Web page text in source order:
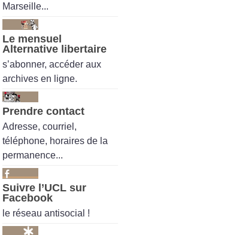
Marseille...
Le mensuel
Alternative libertaire
s’abonner, accéder aux
archives en ligne.
Prendre contact
Adresse, courriel,
téléphone, horaires de la
permanence...
Suivre l’UCL sur
Facebook
le réseau antisocial !